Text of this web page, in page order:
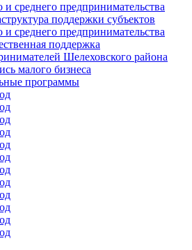
и среднего предпринимательства
поддержки субъектов
и среднего предпринимательства
поддержка
Шелеховского района
малого бизнеса
программы